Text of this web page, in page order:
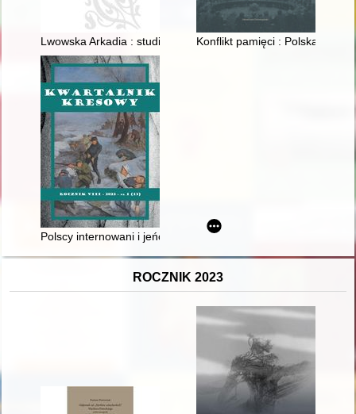
Lwowska Arkadia : studia o "Sielankach nowych ruskich"
Konflikt pamięci : Polska po
Polscy internowani i jeńcy wojenni w Tarnopolu (1918-1919)
ROCZNIK 2023